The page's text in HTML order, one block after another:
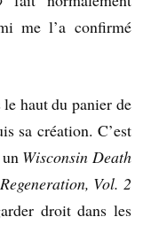
me l’a confirmé
haut du panier de
sa création. C’est
Wisconsin Death
Vol. 2
droit dans les